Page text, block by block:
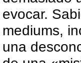
evocar.
mediums,
una